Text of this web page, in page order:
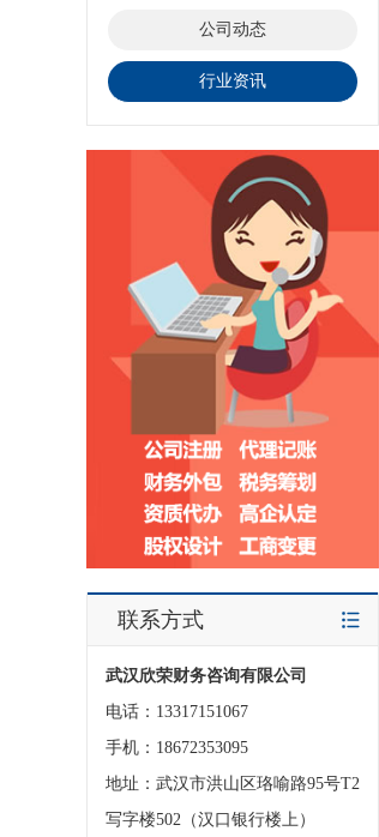
公司动态
行业资讯
联系方式
武汉欣荣财务咨询有限公司
电话：13317151067
手机：18672353095
地址：武汉市洪山区珞喻路95号T2
写字楼502（汉口银行楼上）